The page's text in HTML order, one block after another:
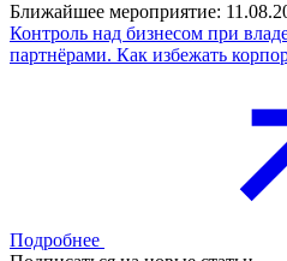
Ближайшее мероприятие:
Контроль над бизнесом при
партнёрами. Как избежать
Подробнее